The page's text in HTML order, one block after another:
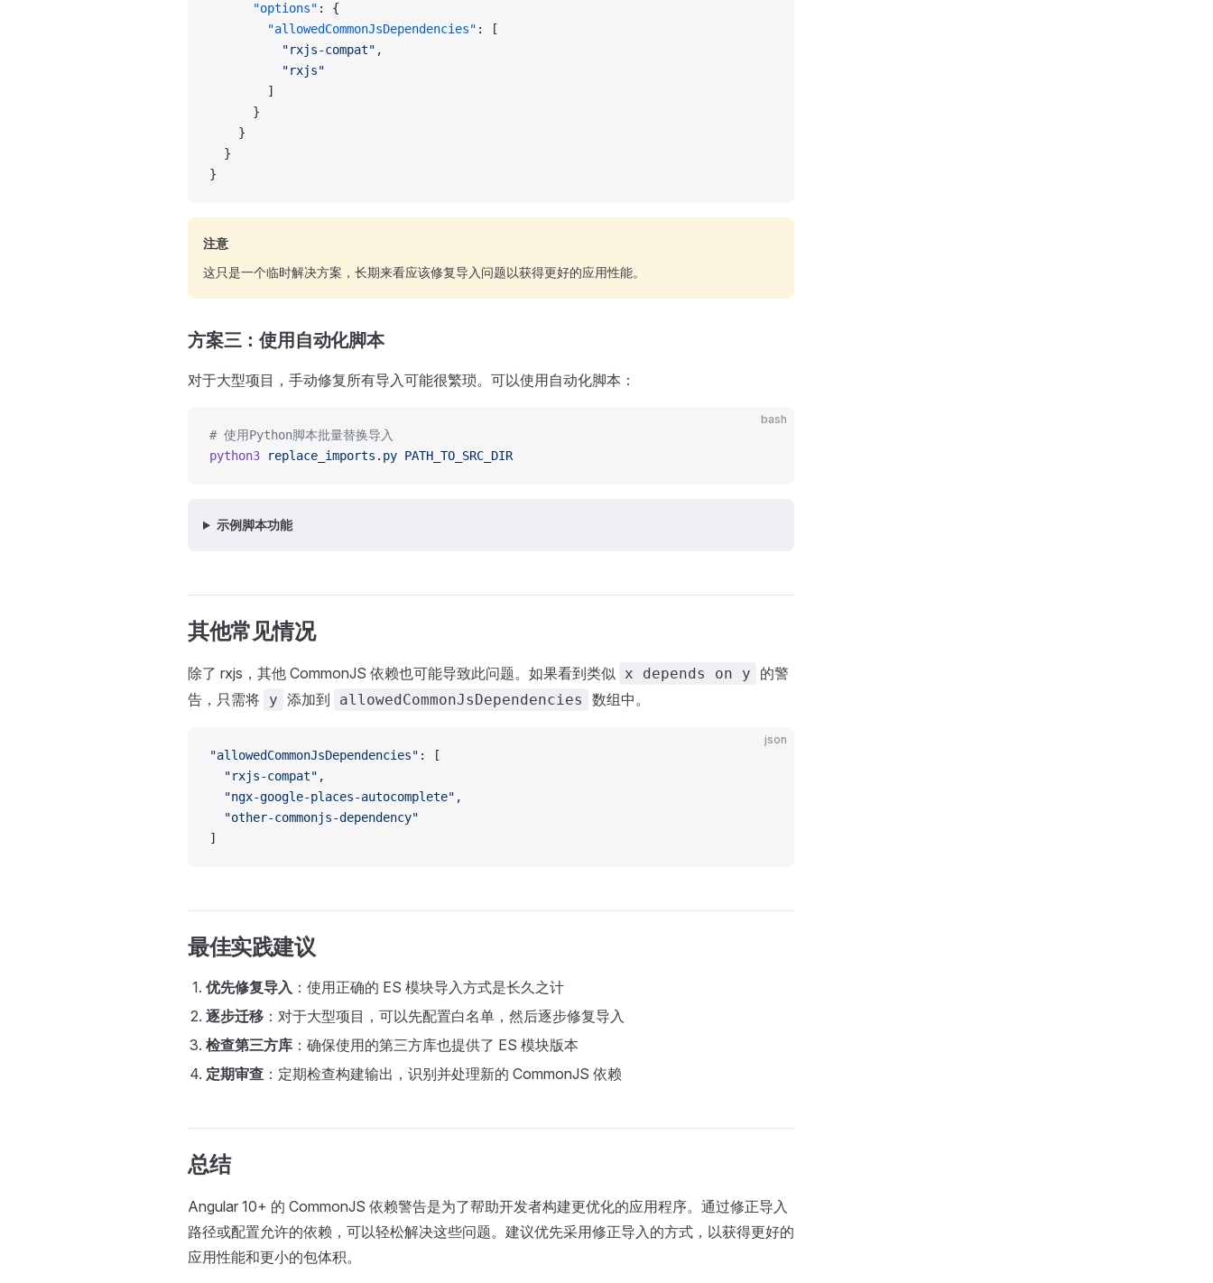
      "options"
: {
        "allowedCommonJsDependencies"
: [
          "rxjs-compat"
,
          "rxjs"
        ]
      }
    }
  }
}
注意
这只是一个临时解决方案，长期来看应该修复导入问题以获得更好的应用性能。
方案三：使用自动化脚本
对于大型项目，手动修复所有导入可能很繁琐。可以使用自动化脚本：
bash
# 使用Python脚本批量替换导入
python3 replace_imports.py PATH_TO_SRC_DIR
示例脚本功能
其他常见情况
除了 rxjs，其他 CommonJS 依赖也可能导致此问题。如果看到类似 x depends on y
的警
告，只需将 y 添加到 allowedCommonJsDependencies 数组中。
json
"allowedCommonJsDependencies" : [
  "rxjs-compat"
,
  "ngx-google-places-autocomplete"
,
  "other-commonjs-dependency"
]
最佳实践建议
优先修复导入 ：使用正确的 ES 模块导入方式是长久之计
逐步迁移 ：对于大型项目，可以先配置白名单，然后逐步修复导入
检查第三方库 ：确保使用的第三方库也提供了 ES 模块版本
定期审查 ：定期检查构建输出，识别并处理新的 CommonJS 依赖
总结
Angular 10+ 的 CommonJS 依赖警告是为了帮助开发者构建更优化的应用程序。通过修正导入
路径或配置允许的依赖，可以轻松解决这些问题。建议优先采用修正导入的方式，以获得更好的
应用性能和更小的包体积。